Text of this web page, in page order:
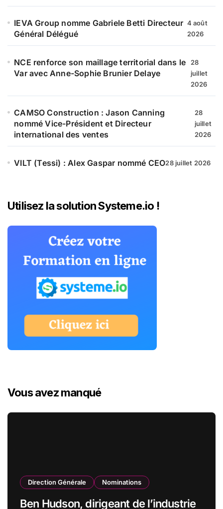
IEVA Group nomme Gabriele Betti Directeur
Général Délégué
4 août
2026
NCE renforce son maillage territorial dans le
Var avec Anne-Sophie Brunier Delaye
28
juillet
2026
CAMSO Construction : Jason Canning
nommé Vice-Président et Directeur
international des ventes
28
juillet
2026
VILT (Tessi) : Alex Gaspar nommé CEO28 juillet 2026
Utilisez la solution Systeme.io !
Vous avez manqué
Direction Générale Nominations
Ben Hudson, dirigeant de l’industrie